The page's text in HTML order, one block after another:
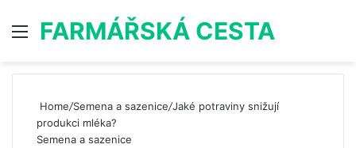
Menu
FARMÁŘSKÁ CESTA
Home/Semena a sazenice/Jaké potraviny snižují
produkci mléka?
Semena a sazenice